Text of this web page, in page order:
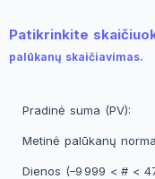
Patikrinkite
palūkanų skaičiavimas.
Pradinė suma (PV):
Metinė palūkanų
Dienos (–9 999 < # <